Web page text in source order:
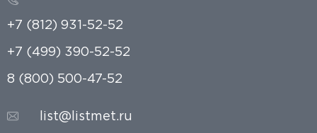
+7 (812) 931-52-52
+7 (499) 390-52-52
8 (800) 500-47-52
list@listmet.ru